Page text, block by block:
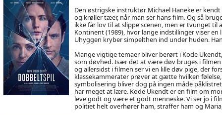
Den østrigske instruktør Michael Haneke er
og krøller tæer, når man ser hans film. Og så
ikke får lov til at slippe scenen, men er tvunget til
Kontinent (1989), hvor lange indstillinger viser
Uhyggen kryber simpelthen ind under huden.
Mange vigtige temaer bliver berørt i Kode
som døvhed. Især det at være døv bruges i
og allersidst i filmen ser vi en lille døv pige, der
klassekammerater prøver at gætte hvilken
symbolisering bliver dog på ingen måde
har meget at lære. Kode Ukendt er en film om
leve godt og være et godt menneske. Vi ser jo i
politiet helt overhører ham, straffer ham og